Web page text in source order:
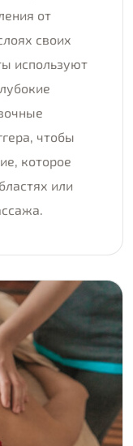
от
своих
используют
чтобы
которое
или